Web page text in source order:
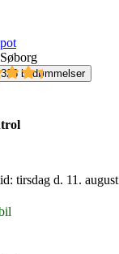
326 bedømmelser
tirsdag d. 11. august